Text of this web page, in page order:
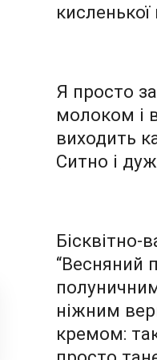
кисленької
Я просто
молоком і
виходить
Ситно і
Бісквітно-
“Весняний
ніжним
кремом: